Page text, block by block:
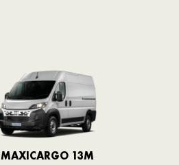
MAXICARGO 13M